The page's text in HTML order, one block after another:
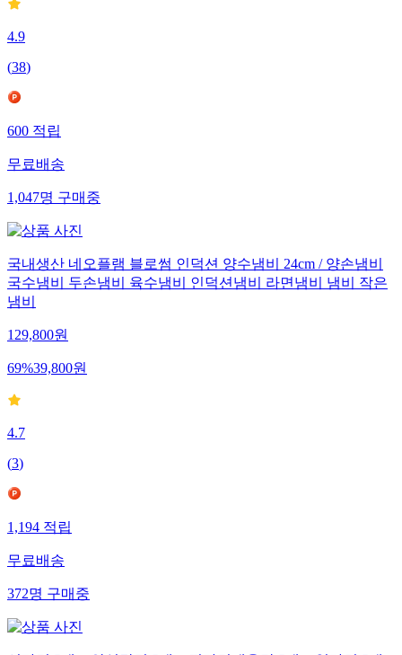
4.9
(38)
600적립
무료배송
1,047명구매중
국내생산 네오플램 블로썸 인덕션 양수냄비 24cm / 양손냄비
국수냄비 두손냄비 육수냄비 인덕션냄비 라면냄비 냄비 작은
냄비
129,800원
69%39,800원
4.7
(3)
1,194적립
무료배송
372명구매중